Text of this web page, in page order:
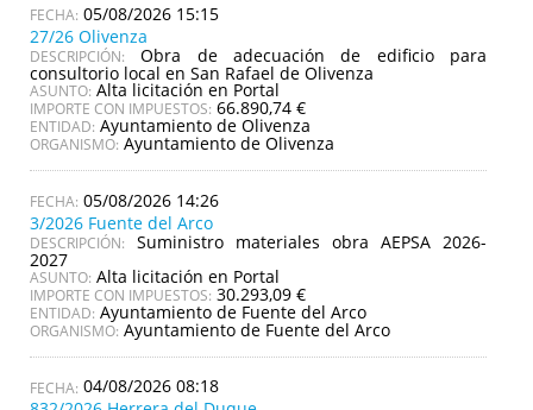
05/08/2026 15:15
27/26 Olivenza
DESCRIPCIÓN: Obra de adecuación de edificio para
consultorio local en San Rafael de Olivenza
ASUNTO: Alta licitación en Portal
IMPORTE CON IMPUESTOS: 66.890,74 €
ENTIDAD: Ayuntamiento de Olivenza
ORGANISMO: Ayuntamiento de Olivenza
05/08/2026 14:26
3/2026 Fuente del Arco
DESCRIPCIÓN: Suministro materiales obra AEPSA 2026-
2027
ASUNTO: Alta licitación en Portal
IMPORTE CON IMPUESTOS: 30.293,09 €
ENTIDAD: Ayuntamiento de Fuente del Arco
ORGANISMO: Ayuntamiento de Fuente del Arco
04/08/2026 08:18